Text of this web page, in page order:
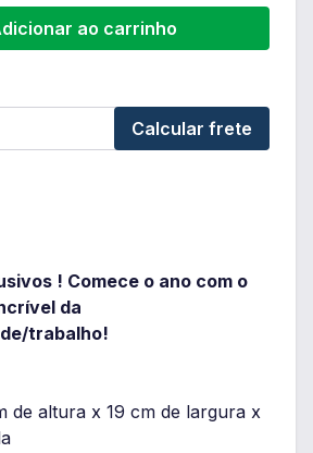
ao carrinho
Calcular frete
! Comece o ano com o
da
trabalho!
de altura x 19 cm de largura x